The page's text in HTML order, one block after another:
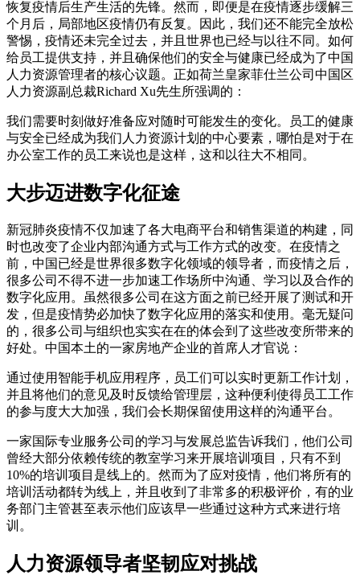
恢复疫情后生产生活的先锋。然而，即便是在疫情逐步缓解三
个月后，局部地区疫情仍有反复。因此，我们还不能完全放松
警惕，疫情还未完全过去，并且世界也已经与以往不同。如何
给员工提供支持，并且确保他们的安全与健康已经成为了中国
人力资源管理者的核心议题。正如荷兰皇家菲仕兰公司中国区
人力资源副总裁Richard Xu先生所强调的：
我们需要时刻做好准备应对随时可能发生的变化。员工的健康
与安全已经成为我们人力资源计划的中心要素，哪怕是对于在
办公室工作的员工来说也是这样，这和以往大不相同。
大步迈进数字化征途
新冠肺炎疫情不仅加速了各大电商平台和销售渠道的构建，同
时也改变了企业内部沟通方式与工作方式的改变。在疫情之
前，中国已经是世界很多数字化领域的领导者，而疫情之后，
很多公司不得不进一步加速工作场所中沟通、学习以及合作的
数字化应用。虽然很多公司在这方面之前已经开展了测试和开
发，但是疫情势必加快了数字化应用的落实和使用。毫无疑问
的，很多公司与组织也实实在在的体会到了这些改变所带来的
好处。中国本土的一家房地产企业的首席人才官说：
通过使用智能手机应用程序，员工们可以实时更新工作计划，
并且将他们的意见及时反馈给管理层，这种便利使得员工工作
的参与度大大加强，我们会长期保留使用这样的沟通平台。
一家国际专业服务公司的学习与发展总监告诉我们，他们公司
曾经大部分依赖传统的教室学习来开展培训项目，只有不到
10%的培训项目是线上的。然而为了应对疫情，他们将所有的
培训活动都转为线上，并且收到了非常多的积极评价，有的业
务部门主管甚至表示他们应该早一些通过这种方式来进行培
训。
人力资源领导者坚韧应对挑战